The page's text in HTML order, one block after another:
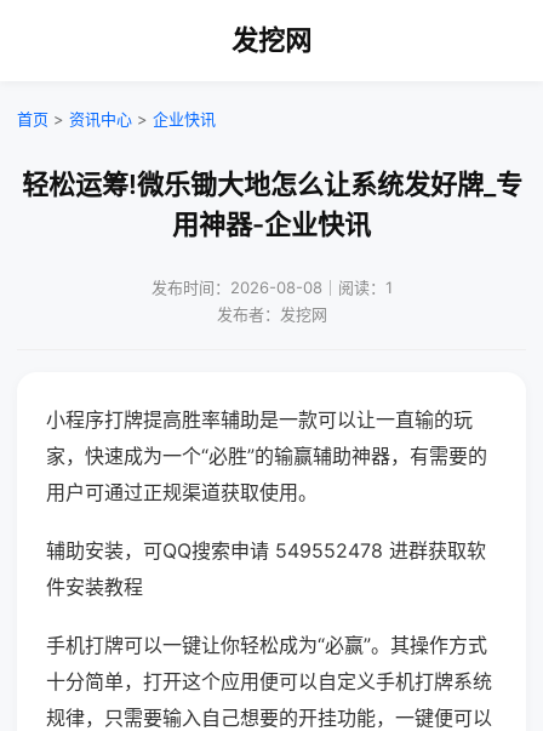
发挖网
首页 > 资讯中心 > 企业快讯
轻松运筹!微乐锄大地怎么让系统发好牌_专
用神器-企业快讯
发布时间：2026-08-08｜阅读：1
发布者：发挖网
小程序打牌提高胜率辅助是一款可以让一直输的玩
家，快速成为一个“必胜”的输赢辅助神器，有需要的
用户可通过正规渠道获取使用。
辅助安装，可QQ搜索申请 549552478 进群获取软
件安装教程
手机打牌可以一键让你轻松成为“必赢”。其操作方式
十分简单，打开这个应用便可以自定义手机打牌系统
规律，只需要输入自己想要的开挂功能，一键便可以